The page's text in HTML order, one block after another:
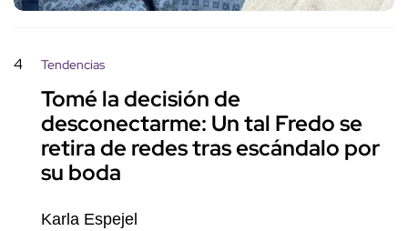
4 Tendencias
Tomé la decisión de
desconectarme: Un tal Fredo se
retira de redes tras escándalo por
su boda
Karla Espejel